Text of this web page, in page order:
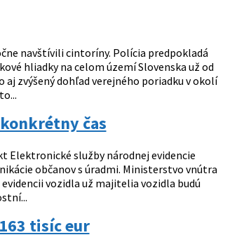
navštívili cintoríny. Polícia predpokladá
hliadky na celom území Slovenska už od
zvýšený dohľad verejného poriadku v okolí
čas
Elektronické služby národnej evidencie
občanov s úradmi. Ministerstvo vnútra
vozidla už majitelia vozidla budú
tisíc eur